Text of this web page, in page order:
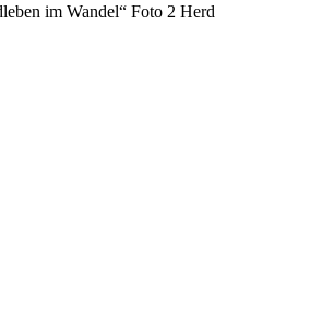
im Wandel“ Foto 2 Herd